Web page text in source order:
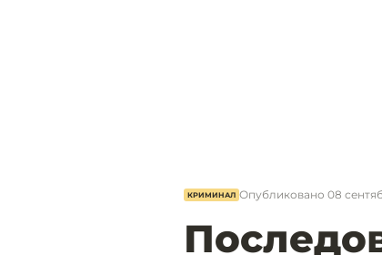
КРИМИНАЛ Опубликовано 08